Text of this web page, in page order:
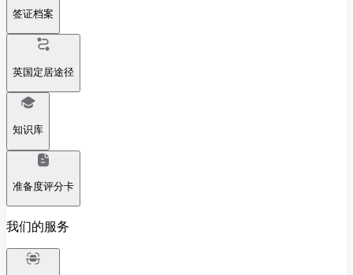
签证档案
英国定居途径
知识库
准备度评分卡
我们的服务